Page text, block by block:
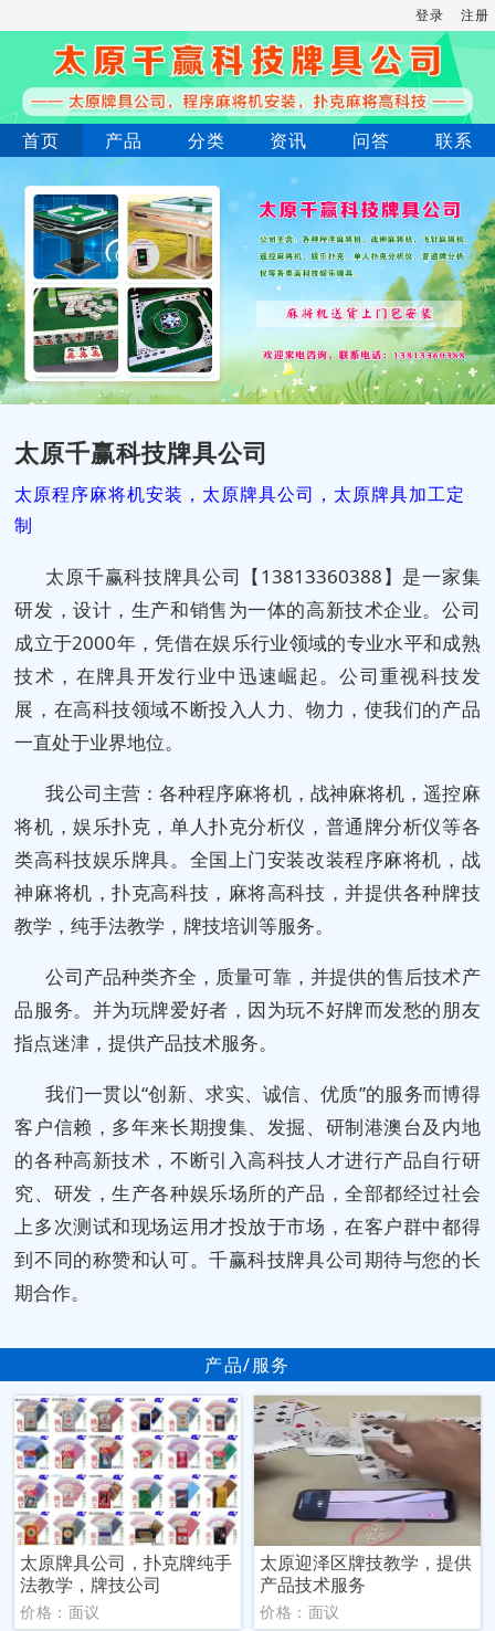
登录 注册
首页 产品 分类 资讯 问答 联系
太原千赢科技牌具公司
太原程序麻将机安装，太原牌具公司，太原牌具加工定
制
太原千赢科技牌具公司【13813360388】是一家集
研发，设计，生产和销售为一体的高新技术企业。公司
成立于2000年，凭借在娱乐行业领域的专业水平和成熟
技术，在牌具开发行业中迅速崛起。公司重视科技发
展，在高科技领域不断投入人力、物力，使我们的产品
一直处于业界地位。
我公司主营：各种程序麻将机，战神麻将机，遥控麻
将机，娱乐扑克，单人扑克分析仪，普通牌分析仪等各
类高科技娱乐牌具。全国上门安装改装程序麻将机，战
神麻将机，扑克高科技，麻将高科技，并提供各种牌技
教学，纯手法教学，牌技培训等服务。
公司产品种类齐全，质量可靠，并提供的售后技术产
品服务。并为玩牌爱好者，因为玩不好牌而发愁的朋友
指点迷津，提供产品技术服务。
我们一贯以“创新、求实、诚信、优质”的服务而博得
客户信赖，多年来长期搜集、发掘、研制港澳台及内地
的各种高新技术，不断引入高科技人才进行产品自行研
究、研发，生产各种娱乐场所的产品，全部都经过社会
上多次测试和现场运用才投放于市场，在客户群中都得
到不同的称赞和认可。千赢科技牌具公司期待与您的长
期合作。
产品/服务
太原牌具公司，扑克牌纯手
法教学，牌技公司
价格：面议
太原迎泽区牌技教学，提供
产品技术服务
价格：面议